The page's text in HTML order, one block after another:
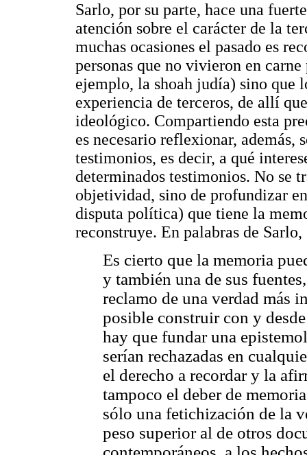
Sarlo, por su parte, hace una
atención sobre el carácter de la
muchas ocasiones el pasado es
personas que no vivieron en
ejemplo, la shoah judía) sino que
experiencia de terceros, de allí
ideológico. Compartiendo esta
es necesario reflexionar, además,
testimonios, es decir, a qué
determinados testimonios. No se
objetividad, sino de profundizar
disputa política) que tiene la
reconstruye. En palabras de Sarlo,
Es cierto que la memoria
y también una de sus
reclamo de una verdad más
posible construir con y
hay que fundar una
serían rechazadas en
el derecho a recordar y la
tampoco el deber de
sólo una fetichización de la
peso superior al de otros